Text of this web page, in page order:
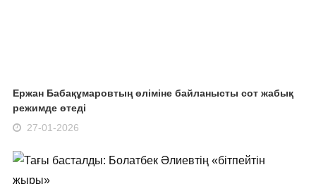
Ержан Бабақұмаровтың өліміне байланысты сот жабық
режимде өтеді
27-01-2026